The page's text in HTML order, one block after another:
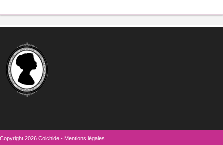
Copyright 2026 Colchide - Mentions légales